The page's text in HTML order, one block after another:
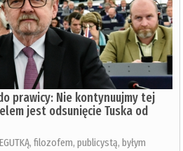
prawicy: Nie kontynuujmy tej
jest odsunięcie Tuska od
filozofem, publicystą, byłym